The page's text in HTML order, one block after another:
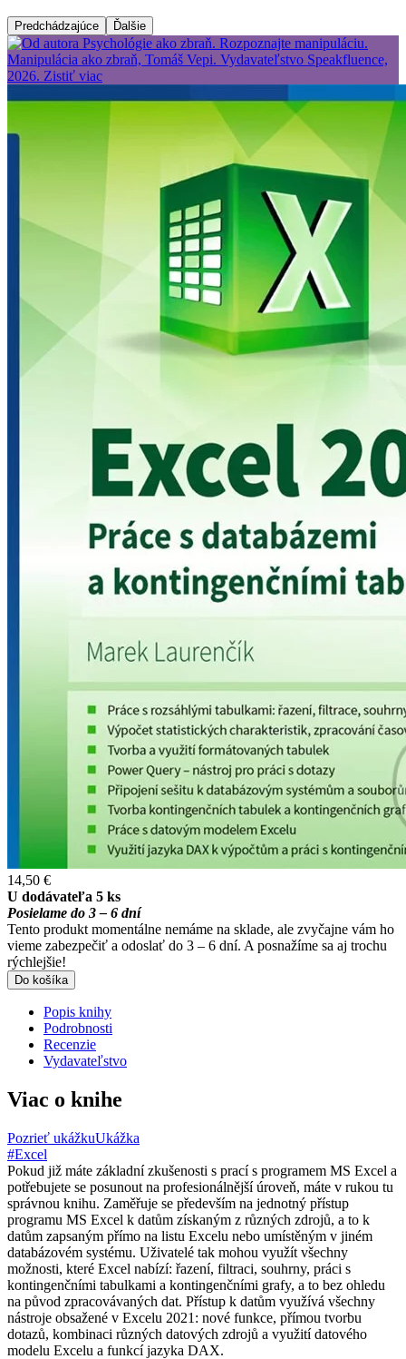
Predchádzajúce Ďalšie
14,50 €
U dodávateľa 5 ks
Posielame do 3 – 6 dní
Tento produkt momentálne nemáme na sklade, ale zvyčajne vám ho
vieme zabezpečiť a odoslať do 3 – 6 dní. A posnažíme sa aj trochu
rýchlejšie!
Do košíka
Popis knihy
Podrobnosti
Recenzie
Vydavateľstvo
Viac o knihe
Pozrieť ukážkuUkážka
#Excel
Pokud již máte základní zkušenosti s prací s programem MS Excel a
potřebujete se posunout na profesionálnější úroveň, máte v rukou tu
správnou knihu. Zaměřuje se především na jednotný přístup
programu MS Excel k datům získaným z různých zdrojů, a to k
datům zapsaným přímo na listu Excelu nebo umístěným v jiném
databázovém systému. Uživatelé tak mohou využít všechny
možnosti, které Excel nabízí: řazení, filtraci, souhrny, práci s
kontingenčními tabulkami a kontingenčními grafy, a to bez ohledu
na původ zpracovávaných dat. Přístup k datům využívá všechny
nástroje obsažené v Excelu 2021: nové funkce, přímou tvorbu
dotazů, kombinaci různých datových zdrojů a využití datového
modelu Excelu a funkcí jazyka DAX.